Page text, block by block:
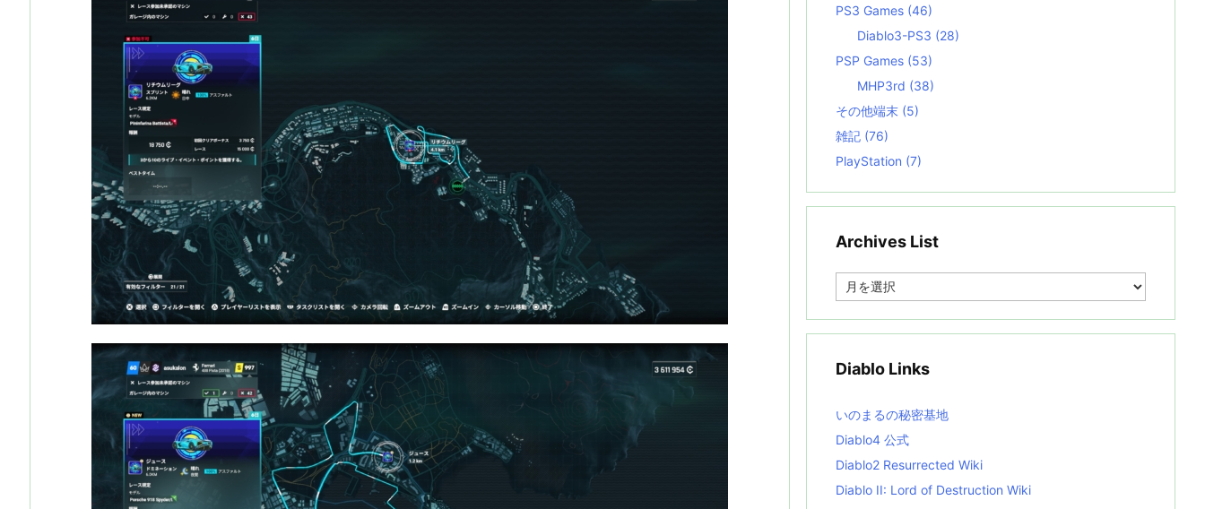
PS3 Games (46)
Diablo3-PS3 (28)
PSP Games (53)
MHP3rd (38)
その他端末 (5)
雑記 (76)
PlayStation (7)
Archives List
e
i
s
t
Diablo Links
いのまるの秘密基地
Diablo4 公式
Diablo2 Resurrected Wiki
Diablo II: Lord of Destruction Wiki